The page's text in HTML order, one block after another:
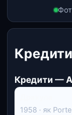
Кредити
Кредити —
1958 · як